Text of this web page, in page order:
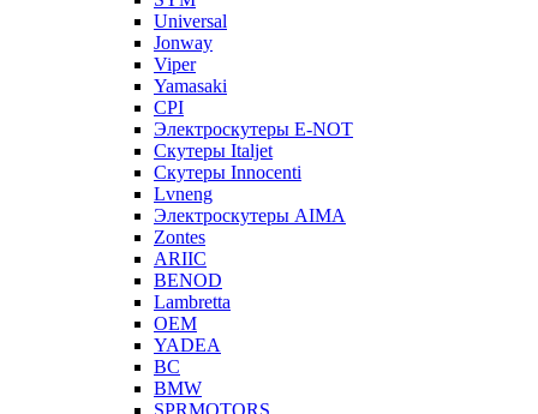
Universal
Jonway
Viper
Yamasaki
CPI
Электроскутеры E-NOT
Скутеры Italjet
Скутеры Innocenti
Lvneng
Электроскутеры AIMA
Zontes
ARIIC
BENOD
Lambretta
OEM
YADEA
BC
BMW
SPRMOTORS